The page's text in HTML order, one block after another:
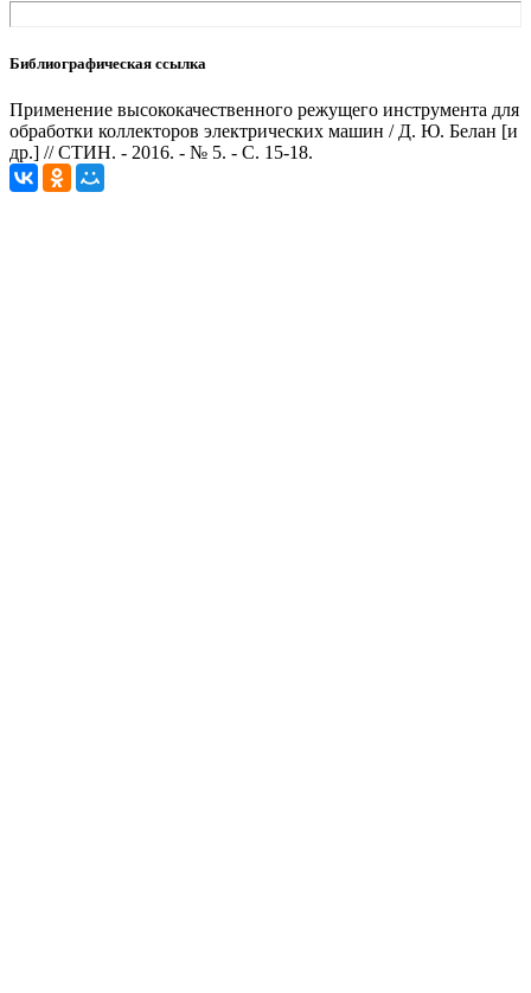
Библиографическая ссылка
Применение высококачественного режущего инструмента для
обработки коллекторов электрических машин / Д. Ю. Белан [и
др.] // СТИН. - 2016. - № 5. - С. 15-18.